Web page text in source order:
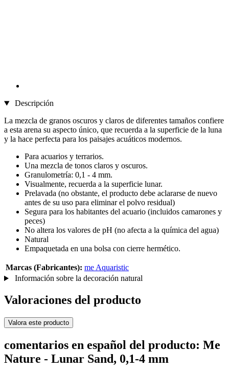
Descripción
La mezcla de granos oscuros y claros de diferentes tamaños confiere
a esta arena su aspecto único, que recuerda a la superficie de la luna
y la hace perfecta para los paisajes acuáticos modernos.
Para acuarios y terrarios.
Una mezcla de tonos claros y oscuros.
Granulometría: 0,1 - 4 mm.
Visualmente, recuerda a la superficie lunar.
Prelavada (no obstante, el producto debe aclararse de nuevo
antes de su uso para eliminar el polvo residual)
Segura para los habitantes del acuario (incluidos camarones y
peces)
No altera los valores de pH (no afecta a la química del agua)
Natural
Empaquetada en una bolsa con cierre hermético.
Marcas (Fabricantes): me Aquaristic
Información sobre la decoración natural
Valoraciones del producto
Valora este producto
comentarios en español del producto: Me
Nature - Lunar Sand, 0,1-4 mm